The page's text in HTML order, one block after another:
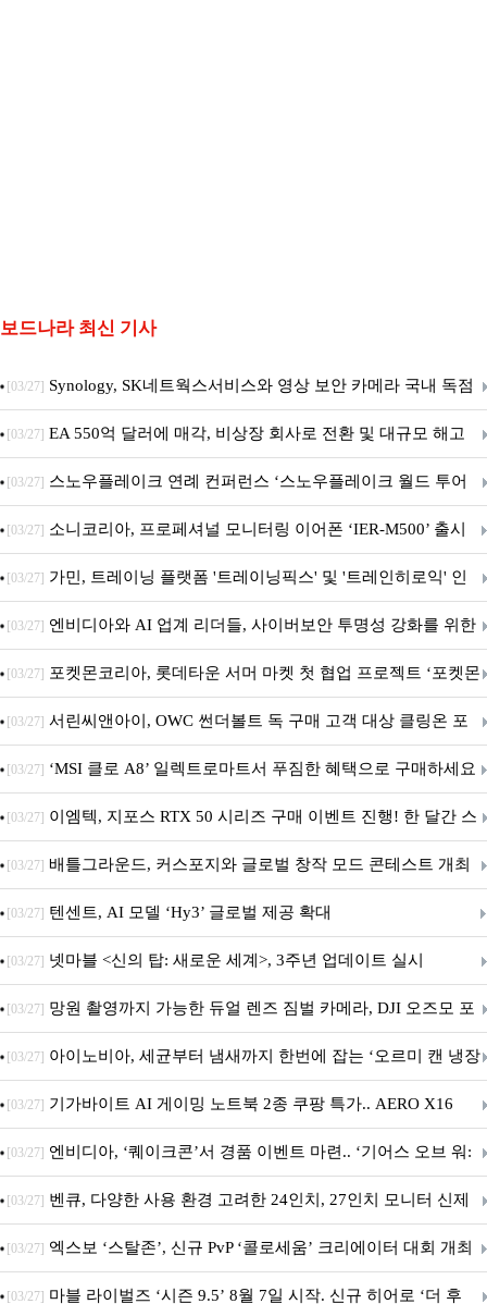
보드나라 최신 기사
[03/27] Synology, SK네트웍스서비스와 영상 보안 카메라 국내 독점
판매 파트너십 체결
[03/27] EA 550억 달러에 매각, 비상장 회사로 전환 및 대규모 해고
전망
[03/27] 스노우플레이크 연례 컨퍼런스 ‘스노우플레이크 월드 투어
서울’ 개최
[03/27] 소니코리아, 프로페셔널 모니터링 이어폰 ‘IER-M500’ 출시
[03/27] 가민, 트레이닝 플랫폼 '트레이닝픽스' 및 '트레인히로익' 인
수로 선수와 코치에 맞춤형 훈련 지원 확대
[03/27] 엔비디아와 AI 업계 리더들, 사이버보안 투명성 강화를 위한
SAFE 가이드라인 제안
[03/27] 포켓몬코리아, 롯데타운 서머 마켓 첫 협업 프로젝트 ‘포켓몬
별빛낙원’ 개최
[03/27] 서린씨앤아이, OWC 썬더볼트 독 구매 고객 대상 클링온 포
트 고정 홀더 증정 이벤트 앵콜 연장 진행
[03/27] ‘MSI 클로 A8’ 일렉트로마트서 푸짐한 혜택으로 구매하세요
[03/27] 이엠텍, 지포스 RTX 50 시리즈 구매 이벤트 진행! 한 달간 스
팀 월렛부터 PALIT 지포스 RTX 5060 DUAL까지 증정
[03/27] 배틀그라운드, 커스포지와 글로벌 창작 모드 콘테스트 개최
[03/27] 텐센트, AI 모델 ‘Hy3’ 글로벌 제공 확대
[03/27] 넷마블 <신의 탑: 새로운 세계>, 3주년 업데이트 실시
[03/27] 망원 촬영까지 가능한 듀얼 렌즈 짐벌 카메라, DJI 오즈모 포
켓 4P
[03/27] 아이노비아, 세균부터 냄새까지 한번에 잡는 ‘오르미 캔 냉장
고 살균 탈취기’ 출시
[03/27] 기가바이트 AI 게이밍 노트북 2종 쿠팡 특가.. AERO X16
GAMING A16 할인 진행
[03/27] 엔비디아, ‘퀘이크콘’서 경품 이벤트 마련.. ‘기어스 오브 워:
E-데이’ DLSS 지원
[03/27] 벤큐, 다양한 사용 환경 고려한 24인치, 27인치 모니터 신제
품 6종 출시
[03/27] 엑스보 ‘스탈존’, 신규 PvP ‘콜로세움’ 크리에이터 대회 개최
[03/27] 마블 라이벌즈 ‘시즌 9.5’ 8월 7일 시작. 신규 히어로 ‘더 후